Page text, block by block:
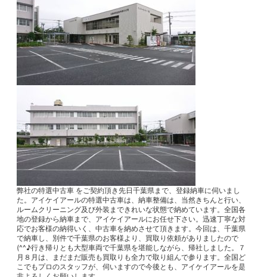
弊社の特選中古車 をご契約頂き先日千葉県まで、登録納車に伺いまし
た。アイケイアールの特選中古車は、納車整備は、当然きちんと行い、
ルームクリーニング及び外装まできれいな状態で納めています。全国各
地の登録から納車まで、アイケイアールにお任せ下さい。迅速丁寧な対
応でお客様の納得いく、中古車を納めさせて頂きます。今回は、千葉県
で納車し、別件で千葉県のお客様より、買取り依頼がありましたので
(^^♪行き帰りとも大型車両で千葉県を堪能しながら、帰社しました。７
月８月は、まだまだ販売も買取りも全力で取り組んで参ります。全国ど
こでもプロのスタッフが、伺いますので今後とも、アイケイアールを是